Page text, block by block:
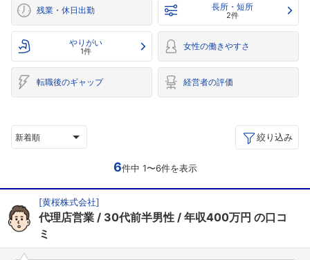
残業・休日出勤 長所・短所
2件
やりがい
1件 女性の働きやすさ
転職後のギャップ 経営者の評価
新着順 絞り込み
6件中 1〜6件を表示
[黄桜株式会社]
代理店営業 30代前半男性 年収400万円 の口コ
ミ